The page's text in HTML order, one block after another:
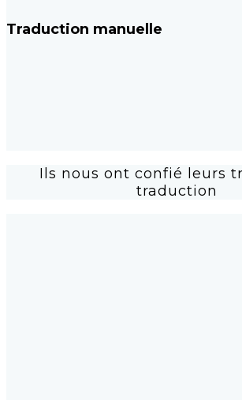
Traduction manuelle
Ils nous ont confié leurs
traduction